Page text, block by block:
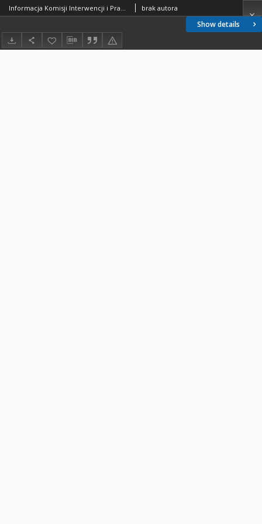
Show details
Informacja Komisji Interwencji i Praworządności, nr 31 brak autora